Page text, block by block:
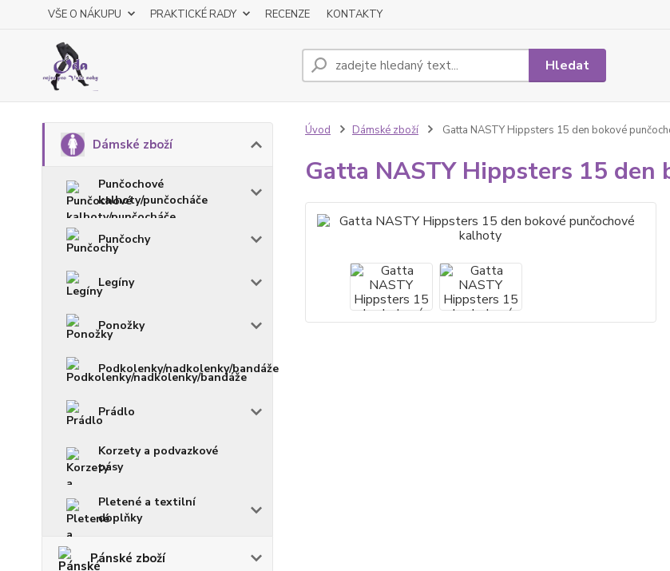
VŠE O NÁKUPU PRAKTICKÉ RADY RECENZE KONTAKTY
Hledat
Dámské zboží
Punčochové
kalhoty/punčocháče
Punčochy
Legíny
Ponožky
Podkolenky/nadkolenky/bandáže
Prádlo
Korzety a podvazkové
pásy
Pletené a textilní
doplňky
Pánské zboží
Úvod Dámské zboží Gatta NASTY Hippsters 15 den bokové
Gatta NASTY Hippsters 15 den